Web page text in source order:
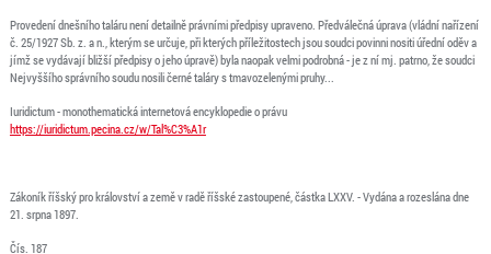
Provedení dnešního taláru není detailně právními předpisy upraveno. Předválečná úprava (vládní nařízení
č. 25/1927 Sb. z. a n., kterým se určuje, při kterých příležitostech jsou soudci povinni nositi úřední oděv a
jímž se vydávají bližší předpisy o jeho úpravě) byla naopak velmi podrobná - je z ní mj. patrno, že soudci
Nejvyššího správního soudu nosili černé taláry s tmavozelenými pruhy...
Iuridictum - monothematická internetová encyklopedie o právu
https://iuridictum.pecina.cz/w/Tal%C3%A1r
Zákoník říšský pro království a země v radě říšské zastoupené, částka LXXV. - Vydána a rozeslána dne
21. srpna 1897.
Čís. 187